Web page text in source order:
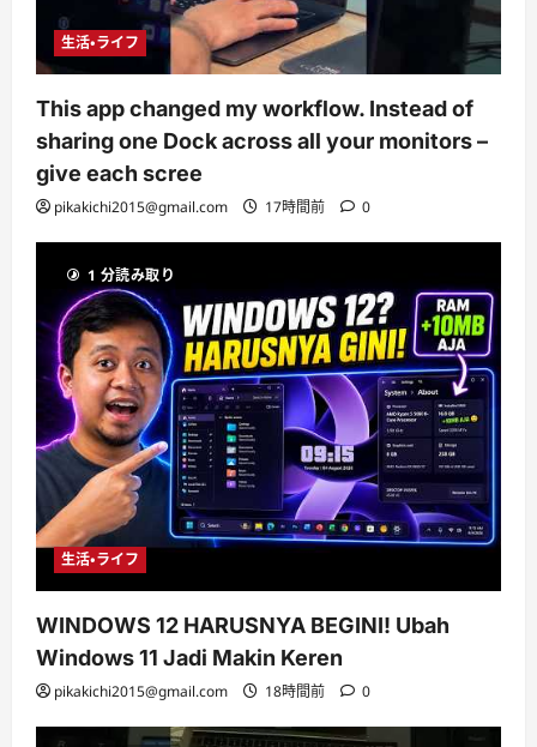
生活・ライフ
This app changed my workflow. Instead of
sharing one Dock across all your monitors –
give each scree
pikakichi2015@gmail.com 17時間前 0
1 分読み取り
生活・ライフ
WINDOWS 12 HARUSNYA BEGINI! Ubah
Windows 11 Jadi Makin Keren
pikakichi2015@gmail.com 18時間前 0